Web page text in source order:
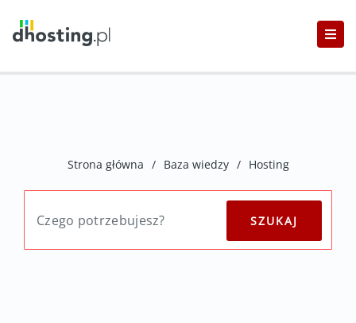
Strona główna / Baza wiedzy / Hosting